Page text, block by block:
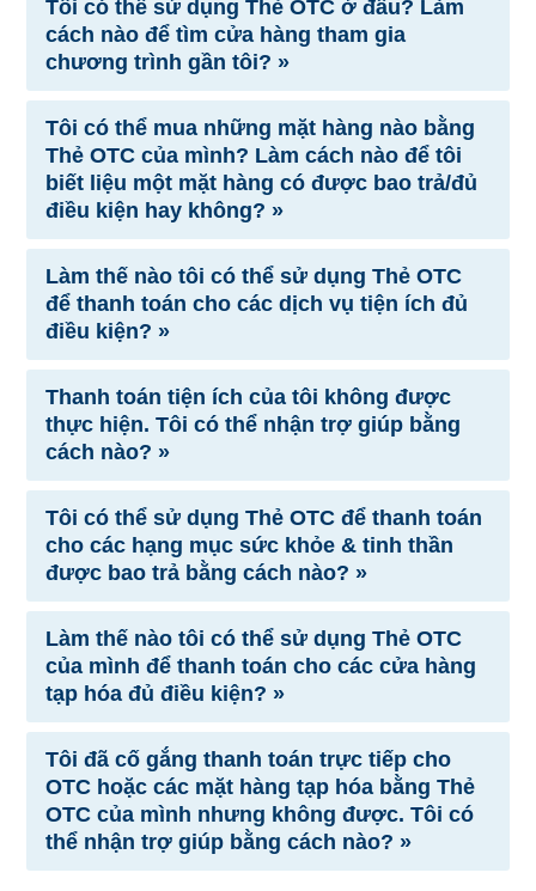
Tôi có thể sử dụng Thẻ OTC ở đâu? Làm
cách nào để tìm cửa hàng tham gia
chương trình gần tôi? »
Tôi có thể mua những mặt hàng nào bằng
Thẻ OTC của mình? Làm cách nào để tôi
biết liệu một mặt hàng có được bao trả/đủ
điều kiện hay không? »
Làm thế nào tôi có thể sử dụng Thẻ OTC
để thanh toán cho các dịch vụ tiện ích đủ
điều kiện? »
Thanh toán tiện ích của tôi không được
thực hiện. Tôi có thể nhận trợ giúp bằng
cách nào? »
Tôi có thể sử dụng Thẻ OTC để thanh toán
cho các hạng mục sức khỏe & tinh thần
được bao trả bằng cách nào? »
Làm thế nào tôi có thể sử dụng Thẻ OTC
của mình để thanh toán cho các cửa hàng
tạp hóa đủ điều kiện? »
Tôi đã cố gắng thanh toán trực tiếp cho
OTC hoặc các mặt hàng tạp hóa bằng Thẻ
OTC của mình nhưng không được. Tôi có
thể nhận trợ giúp bằng cách nào? »